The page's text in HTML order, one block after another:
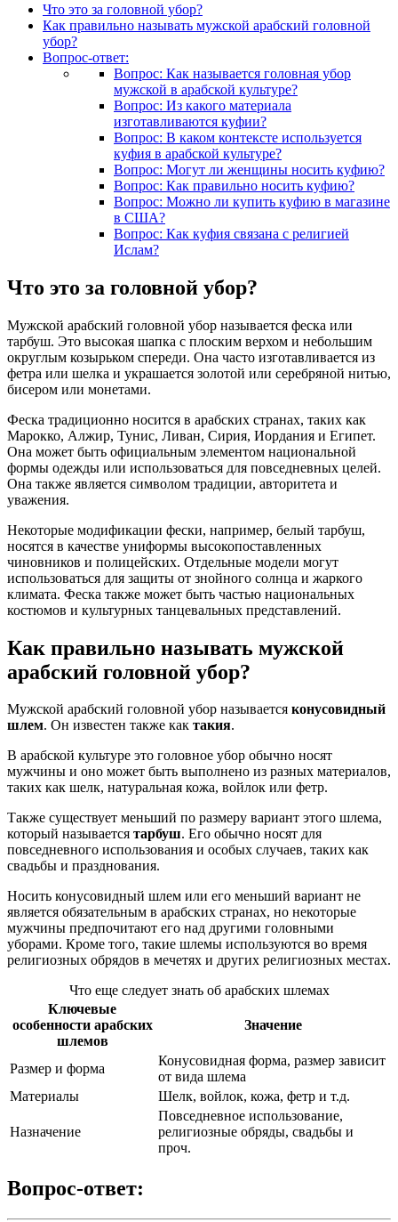
Что это за головной убор?
Как правильно называть мужской арабский головной
убор?
Вопрос-ответ:
Вопрос: Как называется головная убор
мужской в арабской культуре?
Вопрос: Из какого материала
изготавливаются куфии?
Вопрос: В каком контексте используется
куфия в арабской культуре?
Вопрос: Могут ли женщины носить куфию?
Вопрос: Как правильно носить куфию?
Вопрос: Можно ли купить куфию в магазине
в США?
Вопрос: Как куфия связана с религией
Ислам?
Что это за головной убор?
Мужской арабский головной убор называется феска или
тарбуш. Это высокая шапка с плоским верхом и небольшим
округлым козырьком спереди. Она часто изготавливается из
фетра или шелка и украшается золотой или серебряной нитью,
бисером или монетами.
Феска традиционно носится в арабских странах, таких как
Марокко, Алжир, Тунис, Ливан, Сирия, Иордания и Египет.
Она может быть официальным элементом национальной
формы одежды или использоваться для повседневных целей.
Она также является символом традиции, авторитета и
уважения.
Некоторые модификации фески, например, белый тарбуш,
носятся в качестве униформы высокопоставленных
чиновников и полицейских. Отдельные модели могут
использоваться для защиты от знойного солнца и жаркого
климата. Феска также может быть частью национальных
костюмов и культурных танцевальных представлений.
Как правильно называть мужской
арабский головной убор?
Мужской арабский головной убор называется конусовидный
шлем. Он известен также как такия.
В арабской культуре это головное убор обычно носят
мужчины и оно может быть выполнено из разных материалов,
таких как шелк, натуральная кожа, войлок или фетр.
Также существует меньший по размеру вариант этого шлема,
который называется тарбуш. Его обычно носят для
повседневного использования и особых случаев, таких как
свадьбы и празднования.
Носить конусовидный шлем или его меньший вариант не
является обязательным в арабских странах, но некоторые
мужчины предпочитают его над другими головными
уборами. Кроме того, такие шлемы используются во время
религиозных обрядов в мечетях и других религиозных местах.
Что еще следует знать об арабских шлемах
Ключевые
особенности арабских
шлемов
Значение
Размер и форма
Конусовидная форма, размер зависит
от вида шлема
Материалы
Шелк, войлок, кожа, фетр и т.д.
Назначение
Повседневное использование,
религиозные обряды, свадьбы и
проч.
Вопрос-ответ: